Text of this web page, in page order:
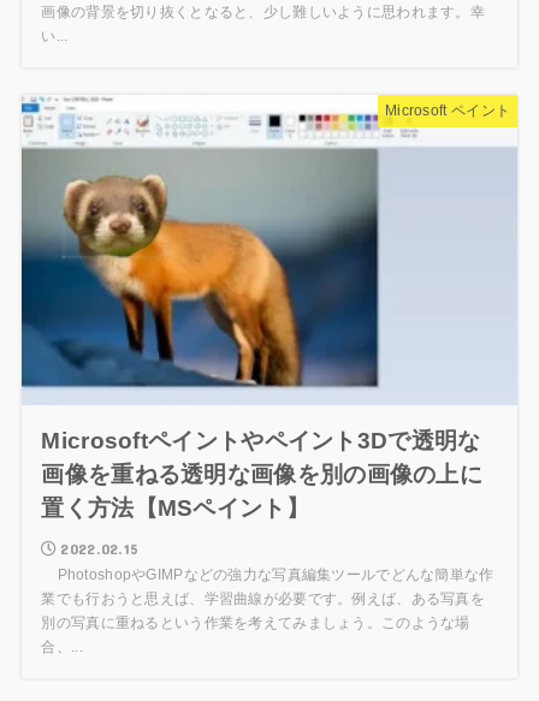
画像の背景を切り抜くとなると、少し難しいように思われます。幸
い...
Microsoft ペイント
Microsoftペイントやペイント3Dで透明な
画像を重ねる透明な画像を別の画像の上に
置く方法【MSペイント】
2022.02.15
PhotoshopやGIMPなどの強力な写真編集ツールでどんな簡単な作
業でも行おうと思えば、学習曲線が必要です。例えば、ある写真を
別の写真に重ねるという作業を考えてみましょう。このような場
合、...